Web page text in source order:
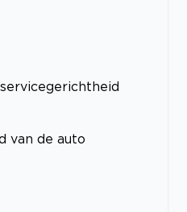
van de auto